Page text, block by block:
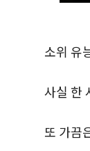
소위 유
사실 한
또 가끔